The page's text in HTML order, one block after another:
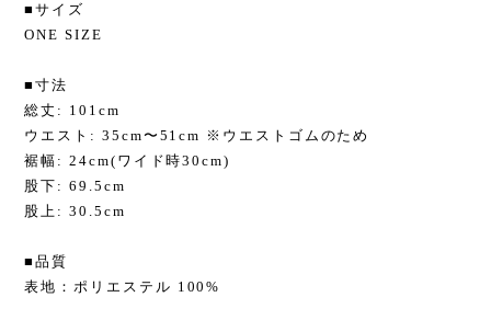
■サイズ
ONE SIZE
■寸法
総丈: 101cm
ウエスト: 35cm〜51cm ※ウエストゴムのため
裾幅: 24cm(ワイド時30cm)
股下: 69.5cm
股上: 30.5cm
■品質
表地：ポリエステル 100%